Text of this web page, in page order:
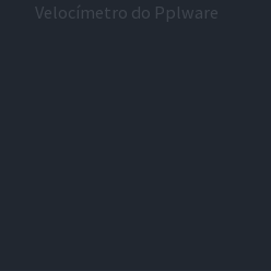
Velocímetro do Pplware